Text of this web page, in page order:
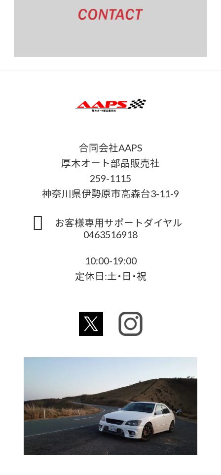
合同会社AAPS
厚木オート部品販売社
259-1115
神奈川県伊勢原市高森台3-11-9
お客様専用サポートダイヤル
0463516918
10:00-19:00
定休日:土・日・祝